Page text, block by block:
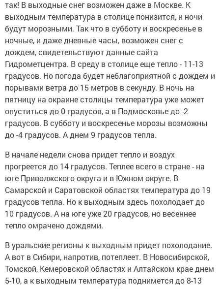
так! В выходные снег возможен даже в Москве. К
выходным температура в столице понизится, и ночи
будут морозными. Так что в субботу и воскресенье в
ночные, и даже дневные часы, возможен снег с
дождем, свидетельствуют данные сайта
Гидрометцентра. В среду в столице еще тепло - 11-13
градусов. Но погода будет неблагоприятной с дождем и
порывами ветра до 15 метров в секунду. В ночь на
пятницу на окраине столицы температура уже может
опуститься до 0 градусов, а в Подмосковье до -2
градусов. В субботу и воскресенье морозы возможны
до -4 градусов. А днем 9 градусов тепла.
В начале недели снова придет тепло и воздух
прогреется до 14 градусов. Теплее всего в стране - на
юге Приволжского округа и в Южном округе. В
Самарской и Саратовской областях температура до 19
градусов тепла. Но к выходным здесь похолодает до
10 градусов. А на юге уже 20 градусов, но весеннее
тепло омрачено дождями.
В уральские регионы к выходным придет похолодание.
А вот в Сибири, напротив, потеплеет. В Новосибирской,
Томской, Кемеровской областях и Алтайском крае днем
5-10, а к выходным температура поднимется до 8-13